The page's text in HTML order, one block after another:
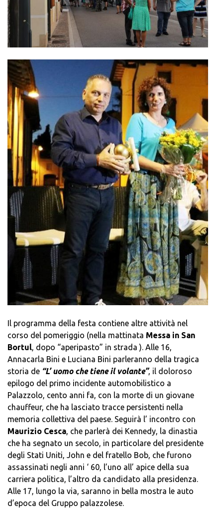
Il programma della festa contiene altre attività nel
corso del pomeriggio (nella mattinata Messa in San
Bortul, dopo “aperipasto” in strada ). Alle 16,
Annacarla Bini e Luciana Bini parleranno della tragica
storia de “L’ uomo che tiene il volante”, il doloroso
epilogo del primo incidente automobilistico a
Palazzolo, cento anni fa, con la morte di un giovane
chauffeur, che ha lasciato tracce persistenti nella
memoria collettiva del paese. Seguirà l’ incontro con
Maurizio Cesca, che parlerà dei Kennedy, la dinastia
che ha segnato un secolo, in particolare del presidente
degli Stati Uniti, John e del fratello Bob, che furono
assassinati negli anni ‘ 60, l’uno all’ apice della sua
carriera politica, l’altro da candidato alla presidenza.
Alle 17, lungo la via, saranno in bella mostra le auto
d’epoca del Gruppo palazzolese.